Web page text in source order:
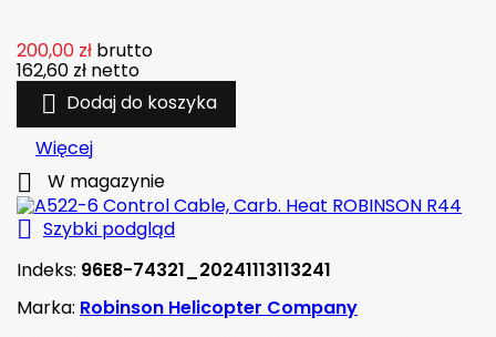
200,00 zł brutto
162,60 zł netto
 Dodaj do koszyka
Więcej
 W magazynie
 Szybki podgląd
Indeks: 96E8-74321_20241113113241
Marka: Robinson Helicopter Company